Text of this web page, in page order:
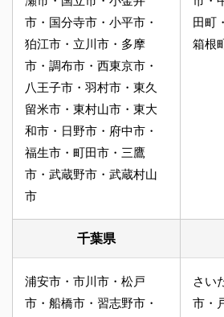
市・国分寺市・小平市・
狛江市・立川市・多摩
市・調布市・西東京市・
八王子市・羽村市・東久
留米市・東村山市・東大
和市・日野市・府中市・
福生市・町田市・三鷹
市・武蔵野市・武蔵村山
市
田町
箱根
千葉県
浦安市・市川市・松戸
市・船橋市・習志野市・
さい
市・